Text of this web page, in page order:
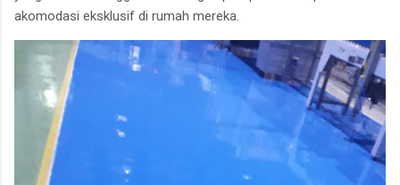
akomodasi eksklusif di rumah mereka.